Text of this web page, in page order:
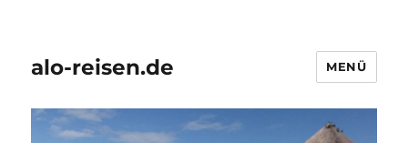
alo-reisen.de MENÜ